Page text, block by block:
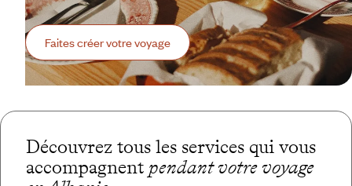
Faites créer votre voyage
Découvrez tous les services qui vous
accompagnent pendant votre voyage